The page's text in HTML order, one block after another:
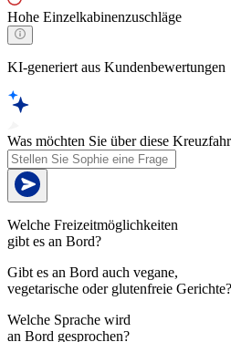
Hohe Einzelkabinenzuschläge
KI-generiert aus Kundenbewertungen
Was möchten Sie über diese
Welche Freizeitmöglichkeiten
gibt es an Bord?
Gibt es an Bord auch vegane,
vegetarische oder glutenfreie Gerichte?
Welche Sprache wird
an Bord gesprochen?